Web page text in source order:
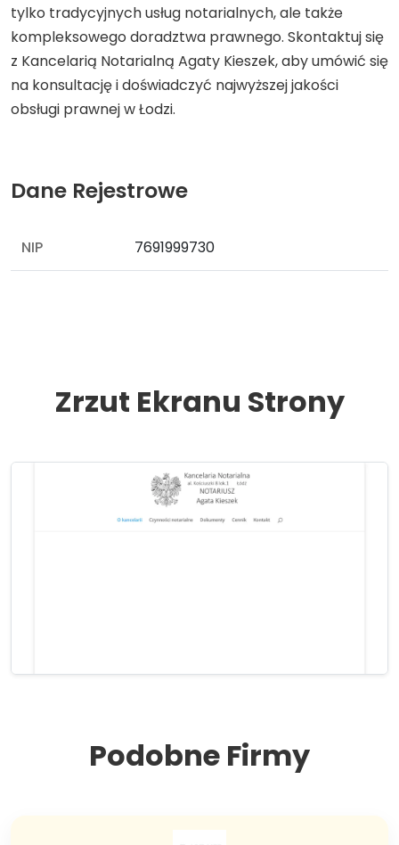
tylko tradycyjnych usług notarialnych, ale także
kompleksowego doradztwa prawnego. Skontaktuj się
z Kancelarią Notarialną Agaty Kieszek, aby umówić się
na konsultację i doświadczyć najwyższej jakości
obsługi prawnej w Łodzi.
Dane Rejestrowe
NIP 7691999730
Zrzut Ekranu Strony
Podobne Firmy